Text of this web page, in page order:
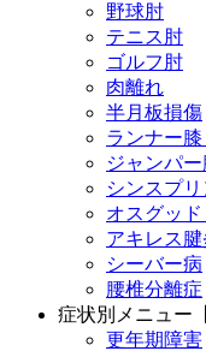
野球肘
テニス肘
ゴルフ肘
肉離れ
半月板損傷
ランナー膝
ジャンパー
シンスプリ
オスグッ
アキレス腱
シーバー病
腰椎分離症
症状別メニュー
更年期障害